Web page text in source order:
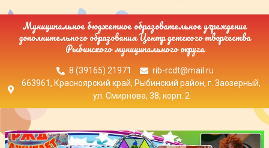
Муниципальное бюджетное образовательное учреждение
дополнительного образования Центр детского творчества
Рыбинского муниципального округа
8 (39165) 21971
rib-rcdt@mail.ru
663961, Красноярский край, Рыбинский район, г. Заозерный,
ул. Смирнова, 38, корп. 2